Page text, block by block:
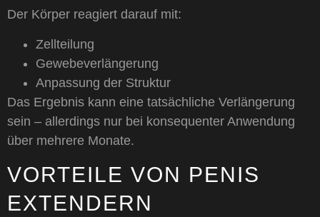
Der Körper reagiert darauf mit:
Zellteilung
Gewebeverlängerung
Anpassung der Struktur
Das Ergebnis kann eine tatsächliche Verlängerung
sein – allerdings nur bei konsequenter Anwendung
über mehrere Monate.
VORTEILE VON PENIS
EXTENDERN